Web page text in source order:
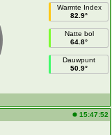
Warmte Index
82.9°
Natte bol
64.8°
Dauwpunt
50.9°
15:47:52